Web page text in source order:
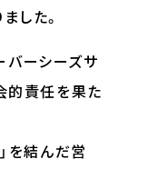
した。
バーシーズサ
的責任を果た
を結んだ営